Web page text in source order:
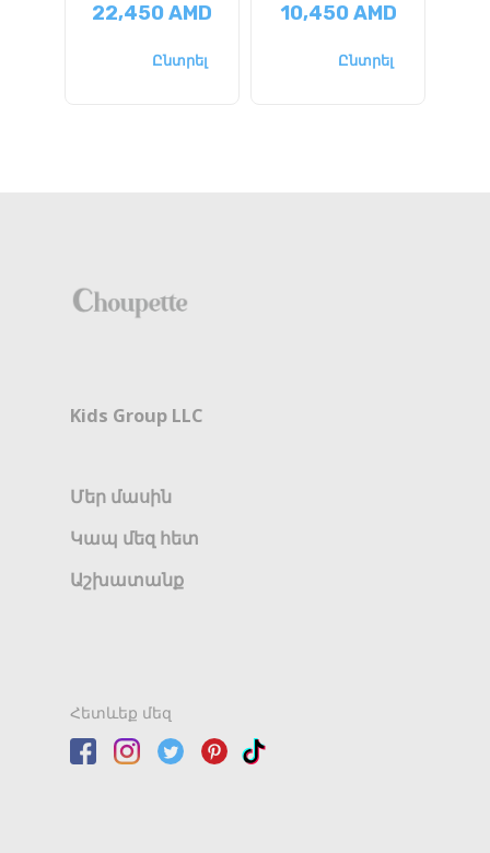
22,450AMD
Ընտրել
10,450AMD
Ընտրել
Kids Group LLC
Մեր մասին
Կապ մեզ հետ
Աշխատանք
Հետևեք մեզ